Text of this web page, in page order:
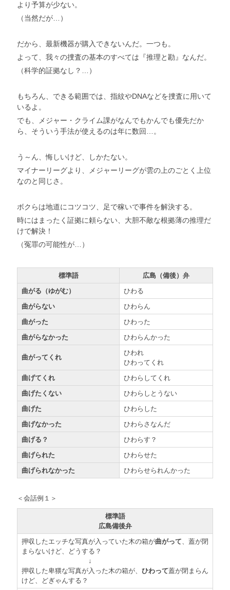
より予算が少ない。
（当然だが…）
だから、最新機器が購入できないんだ。一つも。
よって、我々の捜査の基本のすべては『推理と勘』なんだ。
（科学的証拠なし？…）
もちろん、できる範囲では、指紋やDNAなどを捜査に用いて
いるよ。
でも、メジャー・クライム課がなんでもかんでも優先だか
ら、そういう手法が使えるのは年に数回…。
う～ん、悔しいけど、しかたない。
マイナーリーグより、メジャーリーグが雲の上のごとく上位
なのと同じさ。
ボクらは地道にコツコツ、足で稼いで事件を解決する。
時にはまったく証拠に頼らない、大胆不敵な根拠薄の推理だ
けで解決！
（冤罪の可能性が…）
標準語
広島（備後）弁
曲がる（ゆがむ）
ひわる
曲がらない
ひわらん
曲がった
ひわった
曲がらなかった
ひわらんかった
曲がってくれ
ひわれ
ひわってくれ
曲げてくれ
ひわらしてくれ
曲げたくない
ひわらしとうない
曲げた
ひわらした
曲げなかった
ひわらさなんだ
曲げる？
ひわらす？
曲げられた
ひわらせた
曲げられなかった
ひわらせられんかった
＜会話例１＞
標準語
広島備後弁
押収したエッチな写真が入っていた木の箱が曲がって、蓋が閉
まらないけど、どうする？
↓
押収した卑猥な写真が入った木の箱が、 ひわって蓋が閉まらん
けど、どぎゃんする？